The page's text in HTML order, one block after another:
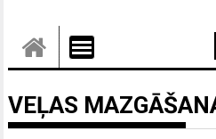
VEĻAS